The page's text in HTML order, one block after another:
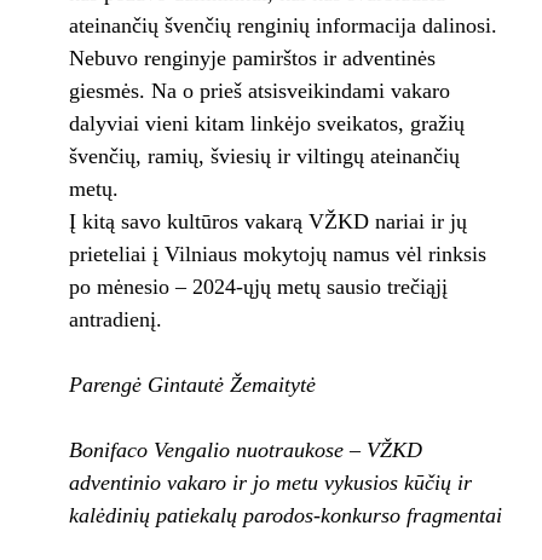
ateinančių švenčių renginių informacija dalinosi.
Nebuvo renginyje pamirštos ir adventinės
giesmės. Na o prieš atsisveikindami vakaro
dalyviai vieni kitam linkėjo sveikatos, gražių
švenčių, ramių, šviesių ir viltingų ateinančių
metų.
Į kitą savo kultūros vakarą VŽKD nariai ir jų
prieteliai į Vilniaus mokytojų namus vėl rinksis
po mėnesio – 2024-ųjų metų sausio trečiąjį
antradienį.
Parengė Gintautė Žemaitytė
Bonifaco Vengalio nuotraukose – VŽKD
adventinio vakaro ir jo metu vykusios kūčių ir
kalėdinių patiekalų parodos-konkurso fragmentai